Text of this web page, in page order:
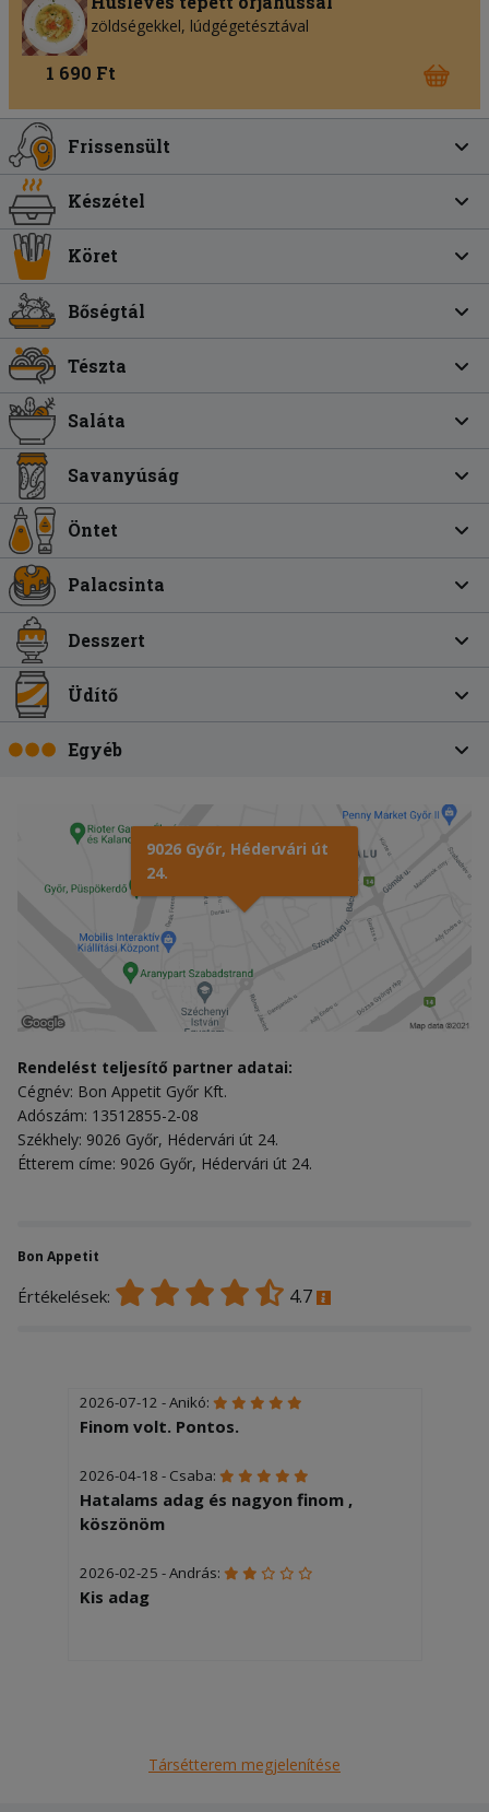
zöldségekkel, lúdgégetésztával
1 690 Ft
Frissensült
Készétel
Köret
Bőségtál
Tészta
Saláta
Savanyúság
Öntet
Palacsinta
Desszert
Üdítő
Egyéb
9026 Győr, Hédervári út
24.
Rendelést teljesítő partner adatai:
Cégnév: Bon Appetit Győr Kft.
Adószám: 13512855-2-08
Székhely: 9026 Győr, Hédervári út 24.
Étterem címe: 9026 Győr, Hédervári út 24.
Bon Appetit
Értékelések: 4.7
2026-07-12 - Anikó:
Finom volt. Pontos.
2026-04-18 - Csaba:
Hatalams adag és nagyon finom ,
köszönöm
2026-02-25 - András:
Kis adag
Társétterem megjelenítése